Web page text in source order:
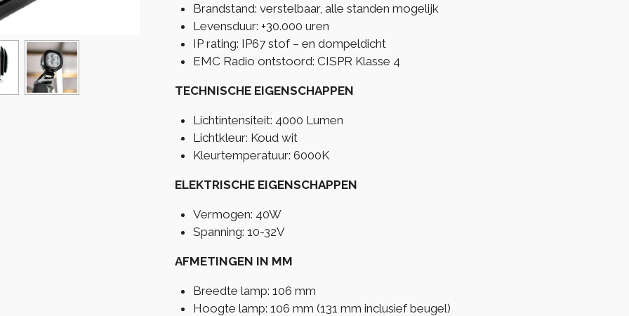
Brandstand: verstelbaar, alle standen mogelijk
Levensduur: +30.000 uren
IP rating: IP67 stof – en dompeldicht
EMC Radio ontstoord: CISPR Klasse 4
TECHNISCHE EIGENSCHAPPEN
Lichtintensiteit: 4000 Lumen
Lichtkleur: Koud wit
Kleurtemperatuur: 6000K
ELEKTRISCHE EIGENSCHAPPEN
Vermogen: 40W
Spanning: 10-32V
AFMETINGEN IN MM
Breedte lamp: 106 mm
Hoogte lamp: 106 mm (131 mm inclusief beugel)